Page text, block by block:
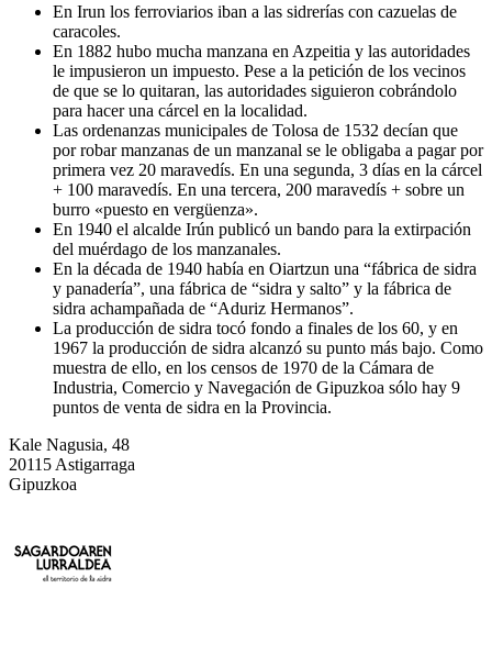
En Irun los ferroviarios iban a las sidrerías con cazuelas de
caracoles.
En 1882 hubo mucha manzana en Azpeitia y las autoridades
le impusieron un impuesto. Pese a la petición de los vecinos
de que se lo quitaran, las autoridades siguieron cobrándolo
para hacer una cárcel en la localidad.
Las ordenanzas municipales de Tolosa de 1532 decían que
por robar manzanas de un manzanal se le obligaba a pagar por
primera vez 20 maravedís. En una segunda, 3 días en la cárcel
+ 100 maravedís. En una tercera, 200 maravedís + sobre un
burro «puesto en vergüenza».
En 1940 el alcalde Irún publicó un bando para la extirpación
del muérdago de los manzanales.
En la década de 1940 había en Oiartzun una “fábrica de sidra
y panadería”, una fábrica de “sidra y salto” y la fábrica de
sidra achampañada de “Aduriz Hermanos”.
La producción de sidra tocó fondo a finales de los 60, y en
1967 la producción de sidra alcanzó su punto más bajo. Como
muestra de ello, en los censos de 1970 de la Cámara de
Industria, Comercio y Navegación de Gipuzkoa sólo hay 9
puntos de venta de sidra en la Provincia.
Kale Nagusia, 48
20115 Astigarraga
Gipuzkoa